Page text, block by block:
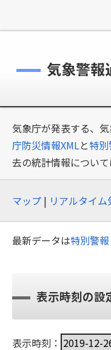
気象警報
気象庁が発表する、
庁防災情報XMLと特
去の統計情報について
マップ | リアルタイ
最新データは特別警
表示時刻の設
表示時刻：